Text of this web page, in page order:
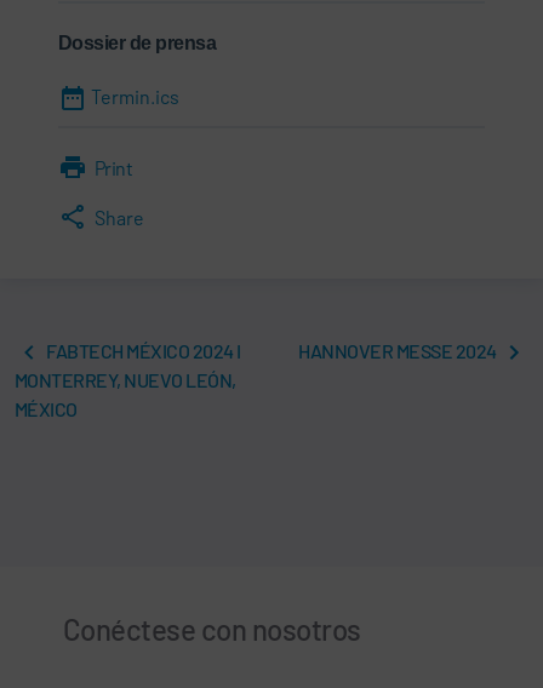
Dossier de prensa
Termin.ics
Print
Share
FABTECH MÉXICO 2024 I
MONTERREY, NUEVO LEÓN,
MÉXICO
HANNOVER MESSE 2024
Conéctese con nosotros